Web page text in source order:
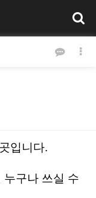
입니다.
누구나 쓰실 수